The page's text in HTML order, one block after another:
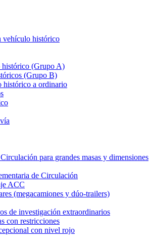
vehículo histórico
histórico (Grupo A)
(Grupo B)
histórico a ordinario
para grandes masas y dimensiones
de Circulación
ACC
(megacamiones y dúo-trailers)
de investigación extraordinarios
con restricciones
con nivel rojo